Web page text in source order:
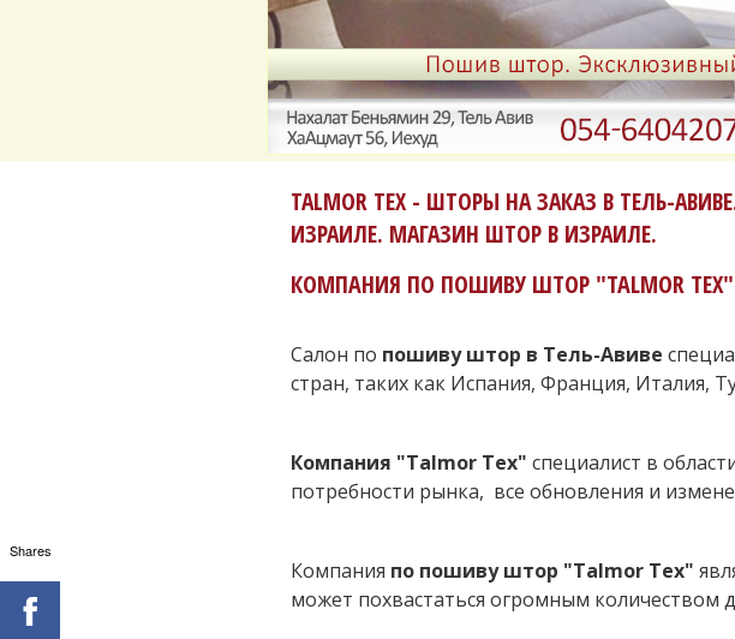
TALMOR TEX - ШТОРЫ НА ЗАКАЗ В ТЕЛЬ-
ИЗРАИЛЕ. МАГАЗИН ШТОР В ИЗРАИЛЕ.
КОМПАНИЯ ПО ПОШИВУ ШТОР "TALMOR
Салон по пошиву штор в Тель-Авиве
стран, таких как Испания, Франция, Италия,
Компания "Talmor Tex" специалист в
потребности рынка, все обновления и
Компания по пошиву штор "Talmor Tex"
может похвастаться огромным количеством
Shares